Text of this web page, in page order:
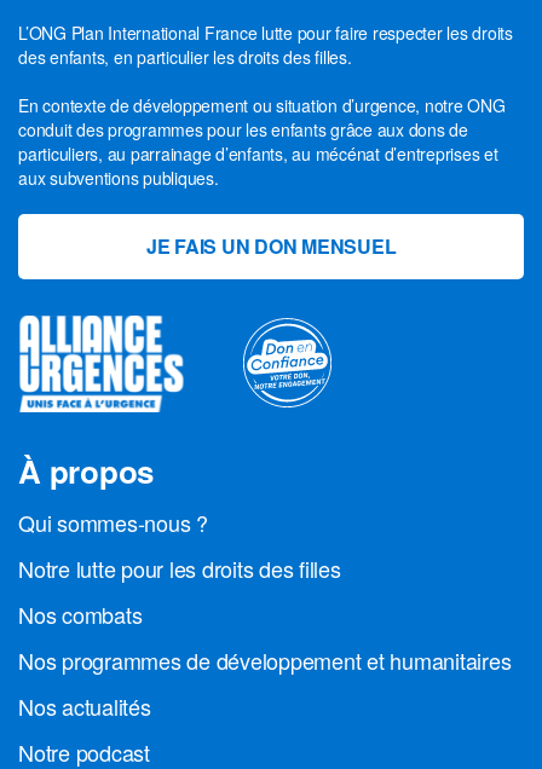
L’ONG Plan International France lutte pour faire respecter les droits
des enfants, en particulier les droits des filles.
En contexte de développement ou situation d’urgence, notre ONG
conduit des programmes pour les enfants grâce aux dons de
particuliers, au parrainage d’enfants, au mécénat d’entreprises et
aux subventions publiques.
JE FAIS UN DON MENSUEL
À propos
Qui sommes-nous ?
Notre lutte pour les droits des filles
Nos combats
Nos programmes de développement et humanitaires
Nos actualités
Notre podcast